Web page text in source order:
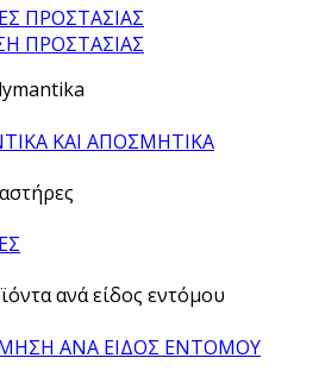
ΠΡΟΣΤΑΣΙΑΣ
ΠΡΟΣΤΑΣΙΑΣ
ΚΑΙ ΑΠΟΣΜΗΤΙΚΑ
ΑΝΑ ΕΙΔΟΣ ΕΝΤΟΜΟΥ